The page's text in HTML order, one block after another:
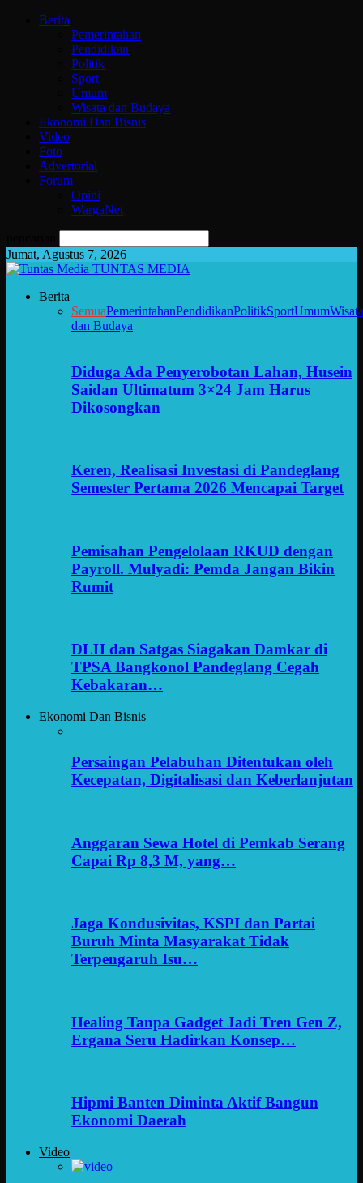
Berita
Pemerintahan
Pendidikan
Politik
Sport
Umum
Wisata dan Budaya
Ekonomi Dan Bisnis
Video
Foto
Advertorial
Forum
Opini
WargaNet
Jumat, Agustus 7, 2026
TUNTAS MEDIA
Berita
SemuaPemerintahanPendidikanPolitikSportUmumWisata
dan Budaya
Diduga Ada Penyerobotan Lahan, Husein
Saidan Ultimatum 3×24 Jam Harus
Dikosongkan
Keren, Realisasi Investasi di Pandeglang
Semester Pertama 2026 Mencapai Target
Pemisahan Pengelolaan RKUD dengan
Payroll. Mulyadi: Pemda Jangan Bikin
Rumit
DLH dan Satgas Siagakan Damkar di
TPSA Bangkonol Pandeglang Cegah
Kebakaran…
Ekonomi Dan Bisnis
Persaingan Pelabuhan Ditentukan oleh
Kecepatan, Digitalisasi dan Keberlanjutan
Anggaran Sewa Hotel di Pemkab Serang
Capai Rp 8,3 M, yang…
Jaga Kondusivitas, KSPI dan Partai
Buruh Minta Masyarakat Tidak
Terpengaruh Isu…
Healing Tanpa Gadget Jadi Tren Gen Z,
Ergana Seru Hadirkan Konsep…
Hipmi Banten Diminta Aktif Bangun
Ekonomi Daerah
Video